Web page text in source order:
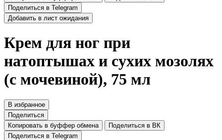
Поделиться в Telegram
Добавить в лист ожидания
Крем для ног при
натоптышах и сухих мозолях
(с мочевиной), 75 мл
В избранное
Поделиться
Копировать в буффер обмена
Поделиться в ВК
Поделиться в Telegram